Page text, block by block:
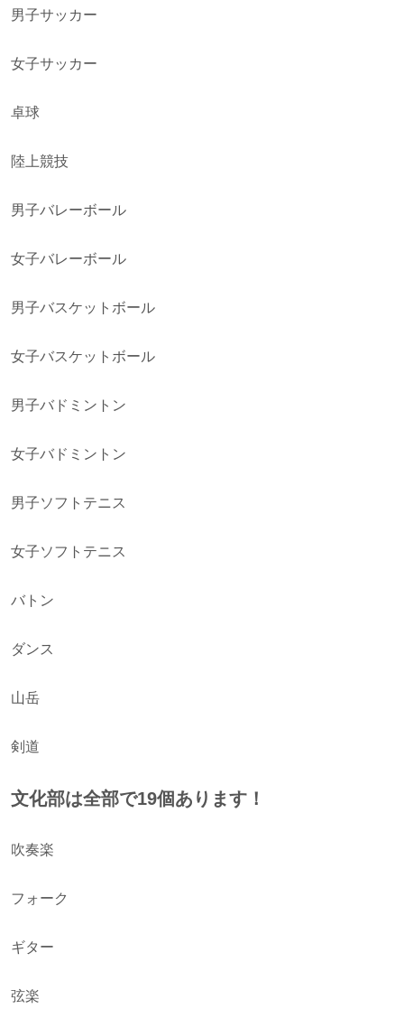
男子サッカー
女子サッカー
卓球
陸上競技
男子バレーボール
女子バレーボール
男子バスケットボール
女子バスケットボール
男子バドミントン
女子バドミントン
男子ソフトテニス
女子ソフトテニス
バトン
ダンス
山岳
剣道
文化部は全部で19個あります！
吹奏楽
フォーク
ギター
弦楽